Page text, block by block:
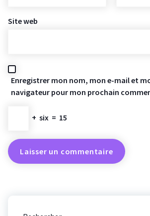
Site web
Enregistrer mon nom, mon e-mail et
navigateur pour mon prochain
+ six = 15